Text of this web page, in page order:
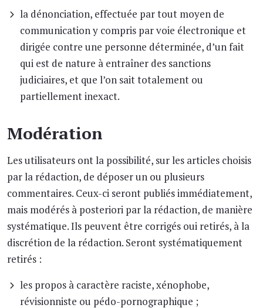
la dénonciation, effectuée par tout moyen de
communication y compris par voie électronique et
dirigée contre une personne déterminée, d’un fait
qui est de nature à entraîner des sanctions
judiciaires, et que l’on sait totalement ou
partiellement inexact.
Modération
Les utilisateurs ont la possibilité, sur les articles choisis
par la rédaction, de déposer un ou plusieurs
commentaires. Ceux-ci seront publiés immédiatement,
mais modérés à posteriori par la rédaction, de manière
systématique. Ils peuvent être corrigés oui retirés, à la
discrétion de la rédaction. Seront systématiquement
retirés :
les propos à caractère raciste, xénophobe,
révisionniste ou pédo-pornographique ;